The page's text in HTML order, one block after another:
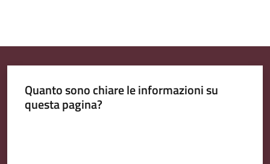
Quanto sono chiare le informazioni su
questa pagina?